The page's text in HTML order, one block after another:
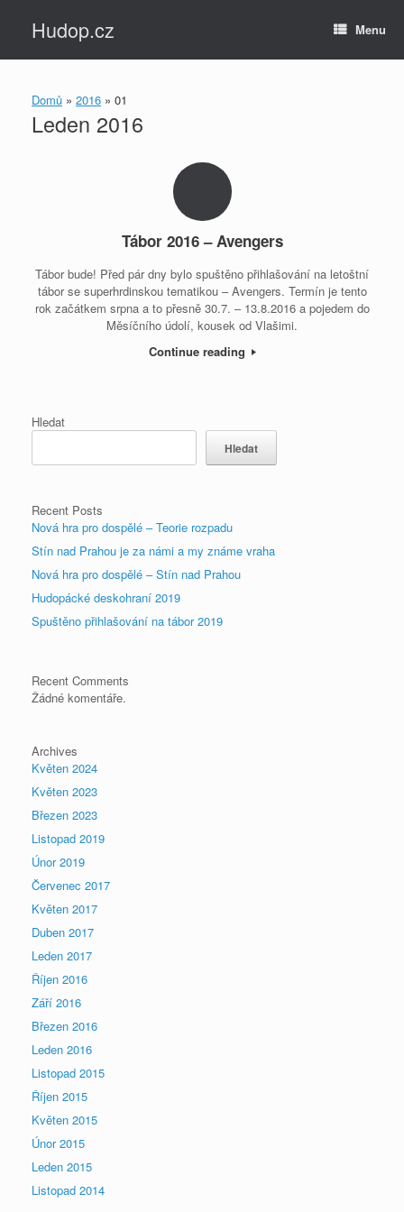
contentHudop.cz Menu
Domů » 2016 » 01
Leden 2016
Tábor 2016 – Avengers
Tábor bude! Před pár dny bylo spuštěno přihlašování na letoštní
tábor se superhrdinskou tematikou – Avengers. Termín je tento
rok začátkem srpna a to přesně 30.7. – 13.8.2016 a pojedem do
Měsíčního údolí, kousek od Vlašimi.
Continue reading
Hledat
Hledat
Recent Posts
Nová hra pro dospělé – Teorie rozpadu
Stín nad Prahou je za námi a my známe vraha
Nová hra pro dospělé – Stín nad Prahou
Hudopácké deskohraní 2019
Spuštěno přihlašování na tábor 2019
Recent Comments
Žádné komentáře.
Archives
Květen 2024
Květen 2023
Březen 2023
Listopad 2019
Únor 2019
Červenec 2017
Květen 2017
Duben 2017
Leden 2017
Říjen 2016
Září 2016
Březen 2016
Leden 2016
Listopad 2015
Říjen 2015
Květen 2015
Únor 2015
Leden 2015
Listopad 2014